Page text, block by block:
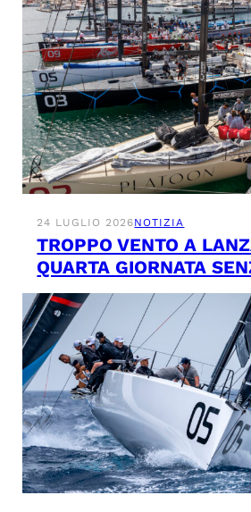
24 LUGLIO 2026NOTIZIA
TROPPO VENTO A
QUARTA GIORNATA